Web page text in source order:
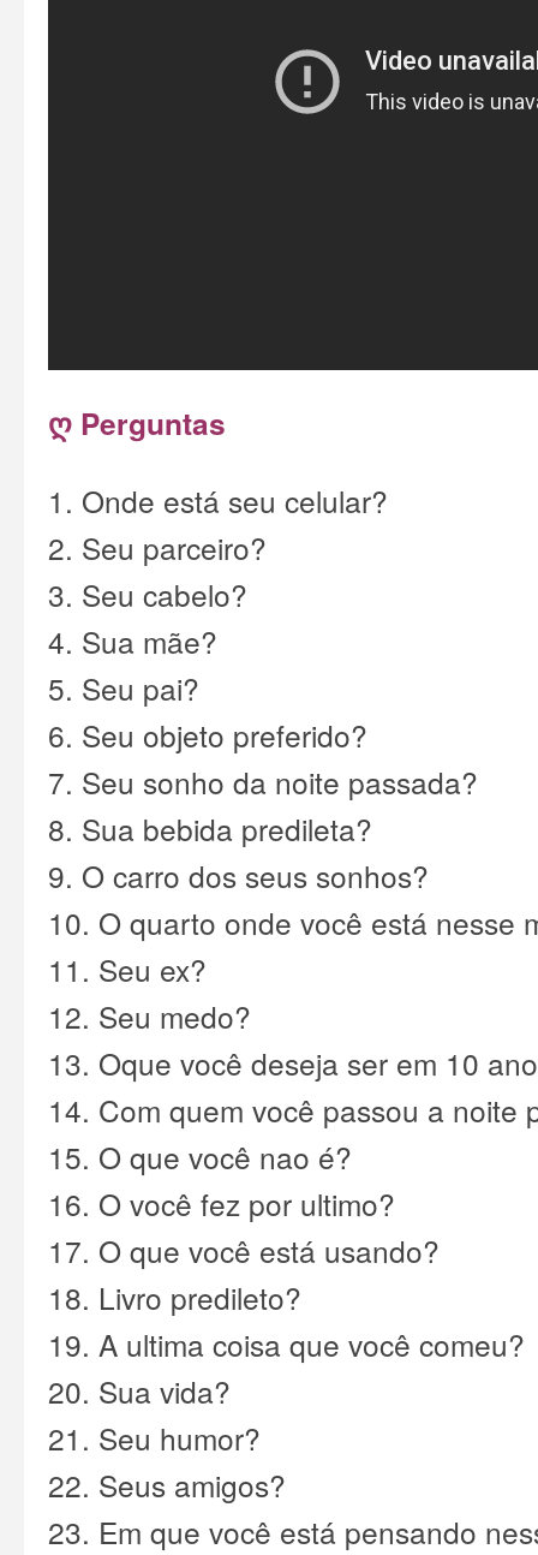
ღ Perguntas
1. Onde está seu celular?
2. Seu parceiro?
3. Seu cabelo?
4. Sua mãe?
5. Seu pai?
6. Seu objeto preferido?
7. Seu sonho da noite passada?
8. Sua bebida predileta?
9. O carro dos seus sonhos?
10. O quarto onde você está nesse
11. Seu ex?
12. Seu medo?
13. Oque você deseja ser em 10
14. Com quem você passou a noite
15. O que você nao é?
16. O você fez por ultimo?
17. O que você está usando?
18. Livro predileto?
19. A ultima coisa que você comeu?
20. Sua vida?
21. Seu humor?
22. Seus amigos?
23. Em que você está pensando